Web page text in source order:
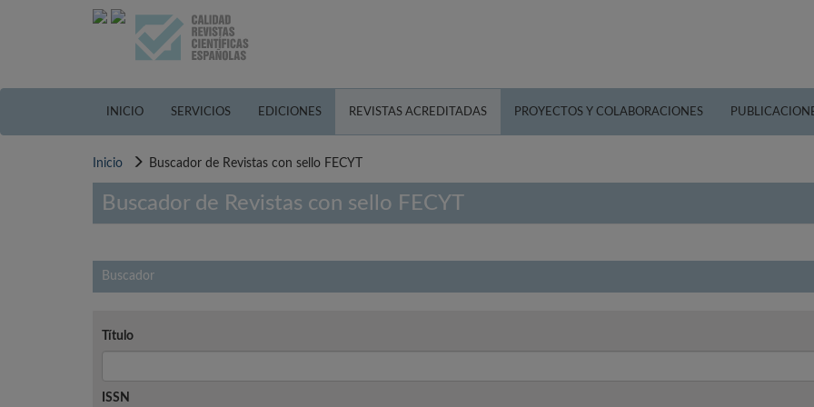
INICIO SERVICIOS EDICIONES REVISTAS ACREDITADAS PROYECTOS Y COLABORACIONES
Inicio Buscador de Revistas con sello FECYT
Buscador de Revistas con sello FECYT
Buscador
Título
ISSN